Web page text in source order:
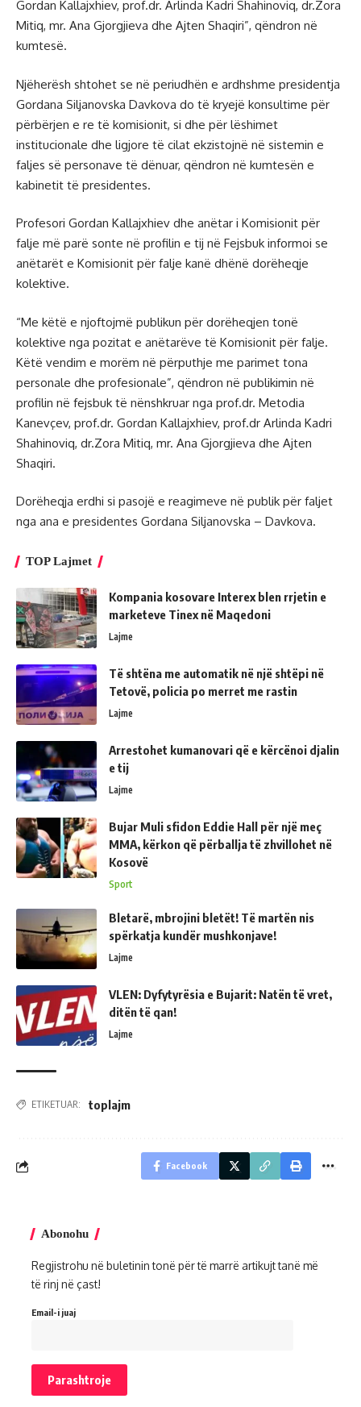
Gordan Kallajxhiev, prof.dr. Arlinda Kadri Shahinoviq, dr.Zora
Mitiq, mr. Ana Gjorgjieva dhe Ajten Shaqiri”, qëndron në
kumtesë.
Njëherësh shtohet se në periudhën e ardhshme presidentja
Gordana Siljanovska Davkova do të kryejë konsultime për
përbërjen e re të komisionit, si dhe për lëshimet
institucionale dhe ligjore të cilat ekzistojnë në sistemin e
faljes së personave të dënuar, qëndron në kumtesën e
kabinetit të presidentes.
Profesori Gordan Kallajxhiev dhe anëtar i Komisionit për
falje më parë sonte në profilin e tij në Fejsbuk informoi se
anëtarët e Komisionit për falje kanë dhënë dorëheqje
kolektive.
“Me këtë e njoftojmë publikun për dorëheqjen tonë
kolektive nga pozitat e anëtarëve të Komisionit për falje.
Këtë vendim e morëm në përputhje me parimet tona
personale dhe profesionale”, qëndron në publikimin në
profilin në fejsbuk të nënshkruar nga prof.dr. Metodia
Kanevçev, prof.dr. Gordan Kallajxhiev, prof.dr Arlinda Kadri
Shahinoviq, dr.Zora Mitiq, mr. Ana Gjorgjieva dhe Ajten
Shaqiri.
Dorëheqja erdhi si pasojë e reagimeve në publik për faljet
nga ana e presidentes Gordana Siljanovska – Davkova.
TOP Lajmet
Kompania kosovare Interex blen rrjetin e
marketeve Tinex në Maqedoni
Lajme
Të shtëna me automatik në një shtëpi në
Tetovë, policia po merret me rastin
Lajme
Arrestohet kumanovari që e kërcënoi djalin
e tij
Lajme
Bujar Muli sfidon Eddie Hall për një meç
MMA, kërkon që përballja të zhvillohet në
Kosovë
Sport
Bletarë, mbrojini bletët! Të martën nis
spërkatja kundër mushkonjave!
Lajme
VLEN: Dyfytyrësia e Bujarit: Natën të vret,
ditën të qan!
Lajme
ETIKETUAR: toplajm
Facebook
Abonohu
Regjistrohu në buletinin tonë për të marrë artikujt tanë më
të rinj në çast!
Email-i juaj